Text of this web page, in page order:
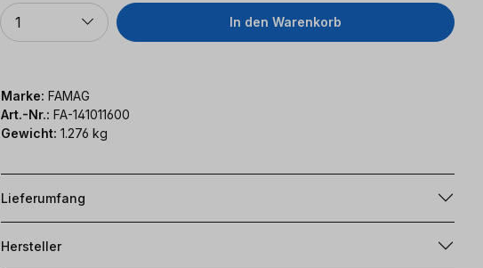
Anzahl
1 In den Warenkorb
Marke: FAMAG
Art.-Nr.: FA-141011600
Gewicht: 1.276 kg
Lieferumfang
Hersteller